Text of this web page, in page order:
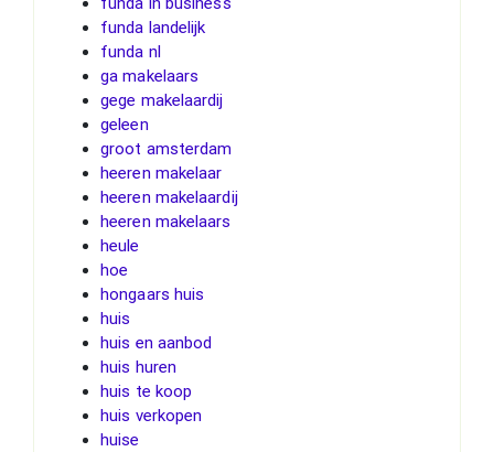
funda landelijk
funda nl
ga makelaars
gege makelaardij
geleen
groot amsterdam
heeren makelaar
heeren makelaardij
heeren makelaars
heule
hoe
hongaars huis
huis
huis en aanbod
huis huren
huis te koop
huis verkopen
huise